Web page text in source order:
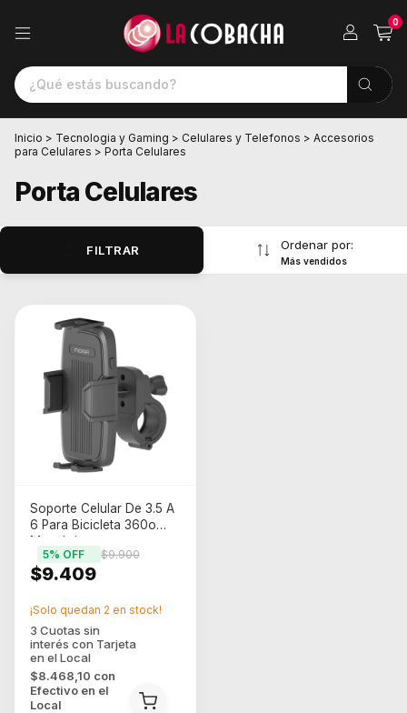
0
Inicio > Tecnologia y Gaming > Celulares y Telefonos > Accesorios
para Celulares > Porta Celulares
Porta Celulares
FILTRAR Ordenar por:
Más vendidos
Soporte Celular De 3.5 A
6 Para Bicicleta 360o
Manubrio
$9.409
$9.900
5% OFF
$8.468,10 con
Efectivo en el
Local
¡Solo quedan 2 en stock!